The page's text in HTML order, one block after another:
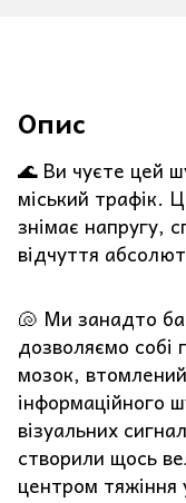
Опис
🌊 Ви чуєте цей
міський трафік.
знімає напругу,
відчуття
🐚 Ми занадто
дозволяємо собі
мозок,
інформаційного
візуальних
створили щось
центром